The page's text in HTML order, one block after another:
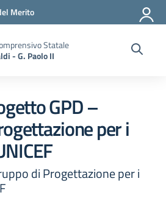
Merito
Statale
- G. Paolo II
GPD –
per i
di Progettazione per i